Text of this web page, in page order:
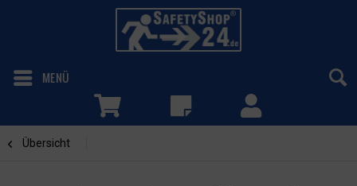
MENÜ
Übersicht